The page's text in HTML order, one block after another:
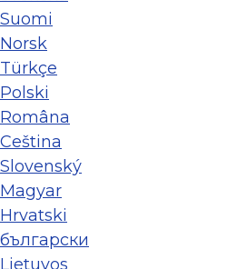
Suomi
Norsk
Türkçe
Polski
Româna
Ceština
Slovenský
Magyar
Hrvatski
български
Lietuvos